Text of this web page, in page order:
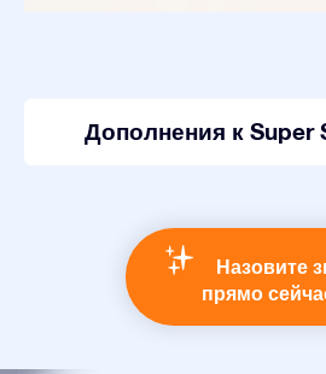
Дополнения к Super
Назовите
прямо